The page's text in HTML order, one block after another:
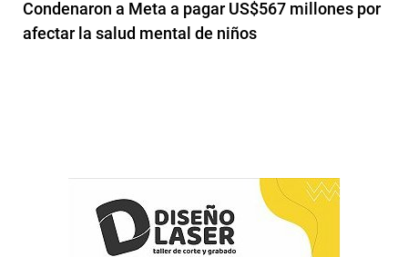
Condenaron a Meta a pagar US$567 millones por
afectar la salud mental de niños